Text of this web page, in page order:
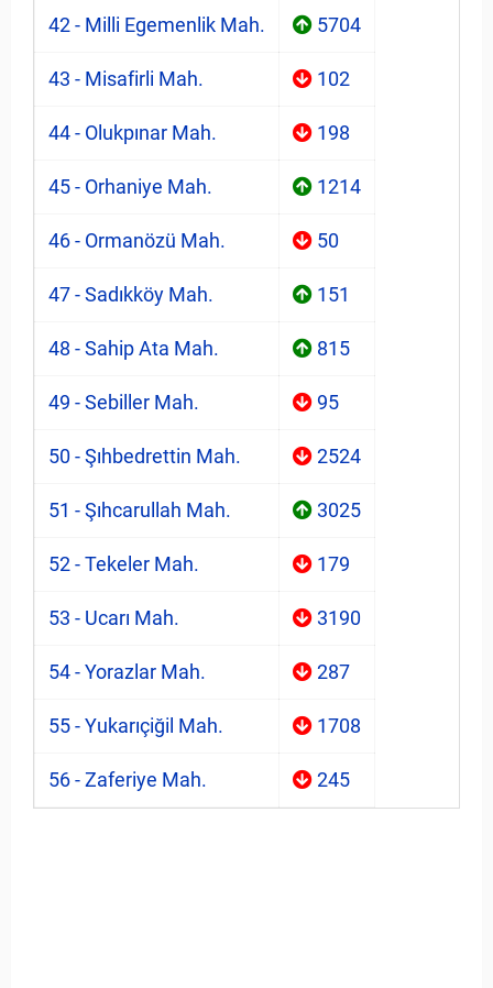
42 - Milli Egemenlik Mah. 5704
43 - Misafirli Mah. 102
44 - Olukpınar Mah. 198
45 - Orhaniye Mah. 1214
46 - Ormanözü Mah. 50
47 - Sadıkköy Mah. 151
48 - Sahip Ata Mah. 815
49 - Sebiller Mah. 95
50 - Şıhbedrettin Mah. 2524
51 - Şıhcarullah Mah. 3025
52 - Tekeler Mah. 179
53 - Ucarı Mah. 3190
54 - Yorazlar Mah. 287
55 - Yukarıçiğil Mah. 1708
56 - Zaferiye Mah. 245